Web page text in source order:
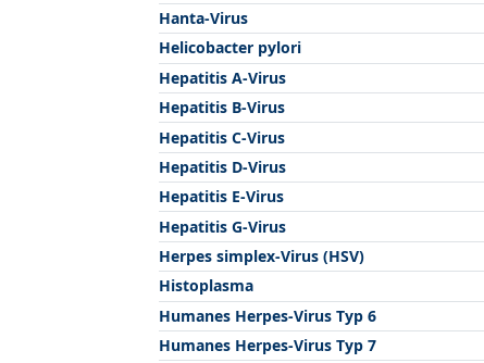
Hanta-Virus
Helicobacter pylori
Hepatitis A-Virus
Hepatitis B-Virus
Hepatitis C-Virus
Hepatitis D-Virus
Hepatitis E-Virus
Hepatitis G-Virus
Herpes simplex-Virus (HSV)
Histoplasma
Humanes Herpes-Virus Typ 6
Humanes Herpes-Virus Typ 7